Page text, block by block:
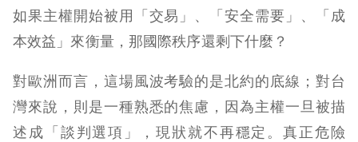
如果主權開始被用「交易」、「安全需要」、「成
本效益」來衡量，那國際秩序還剩下什麼？
對歐洲而言，這場風波考驗的是北約的底線；對台
灣來說，則是一種熟悉的焦慮，因為主權一旦被描
述成「談判選項」，現狀就不再穩定。真正危險